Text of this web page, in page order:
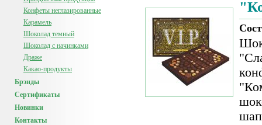
Конфеты неглазированные
Карамель
Шоколад темный
Шоколад с начинками
Драже
Какао-продукты
Брэнды
Сертификаты
Новинки
Контакты